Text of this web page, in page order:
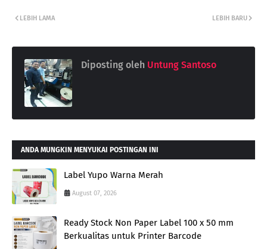
LEBIH BARU
LEBIH LAMA
Diposting oleh Untung Santoso
ANDA MUNGKIN MENYUKAI POSTINGAN INI
Label Yupo Warna Merah
August 07, 2026
Ready Stock Non Paper Label 100 x 50 mm
Berkualitas untuk Printer Barcode